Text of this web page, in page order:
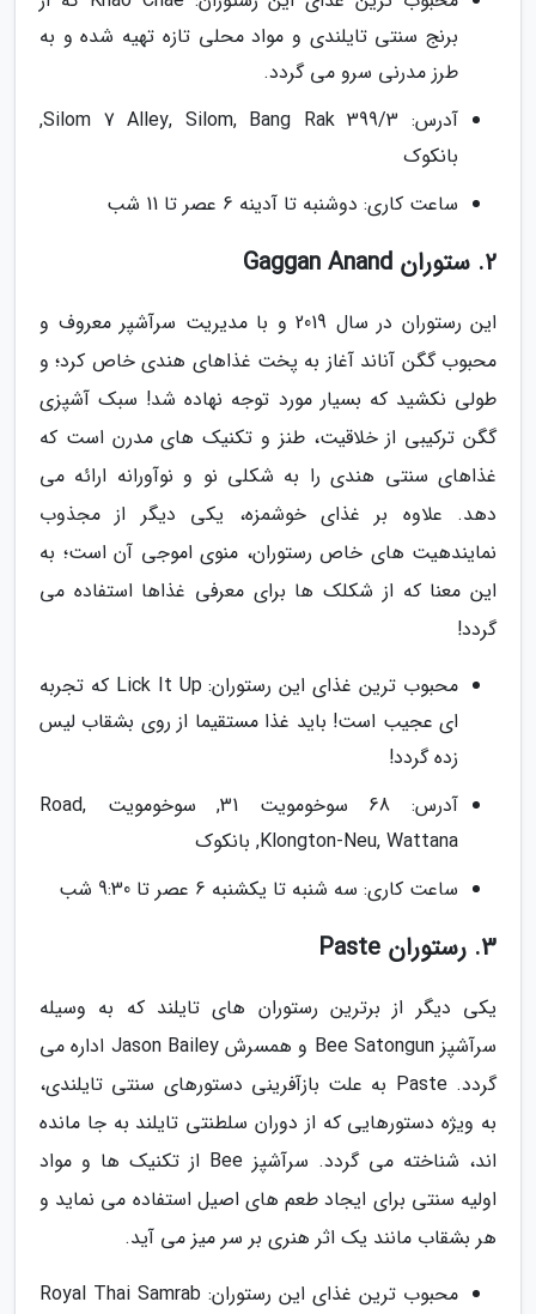
برنج سنتی تایلندی و مواد محلی تازه تهیه شده و به
طرز مدرنی سرو می گردد.
آدرس: 399/3 Silom 7 Alley, Silom, Bang Rak,
بانکوک
ساعت کاری: دوشنبه تا آدینه 6 عصر تا 11 شب
2. ستوران Gaggan Anand
این رستوران در سال 2019 و با مدیریت سرآشپر معروف و
محبوب گگن آناند آغاز به پخت غذاهای هندی خاص کرد؛ و
طولی نکشید که بسیار مورد توجه نهاده شد! سبک آشپزی
گگن ترکیبی از خلاقیت، طنز و تکنیک های مدرن است که
غذاهای سنتی هندی را به شکلی نو و نوآورانه ارائه می
دهد. علاوه بر غذای خوشمزه، یکی دیگر از مجذوب
نمایندهیت های خاص رستوران، منوی اموجی آن است؛ به
این معنا که از شکلک ها برای معرفی غذاها استفاده می
گردد!
محبوب ترین غذای این رستوران: Lick It Up که تجربه
ای عجیب است! باید غذا مستقیما از روی بشقاب لیس
زده گردد!
آدرس: 68 سوخومویت 31, سوخومویت Road,
Klongton-Neu, Wattana, بانکوک
ساعت کاری: سه شنبه تا یکشنبه 6 عصر تا 9:30 شب
3. رستوران Paste
یکی دیگر از برترین رستوران های تایلند که به وسیله
سرآشپز Bee Satongun و همسرش Jason Bailey اداره می
گردد. Paste به علت بازآفرینی دستورهای سنتی تایلندی،
به ویژه دستورهایی که از دوران سلطنتی تایلند به جا مانده
اند، شناخته می گردد. سرآشپز Bee از تکنیک ها و مواد
اولیه سنتی برای ایجاد طعم های اصیل استفاده می نماید و
هر بشقاب مانند یک اثر هنری بر سر میز می آید.
محبوب ترین غذای این رستوران: Royal Thai Samrab